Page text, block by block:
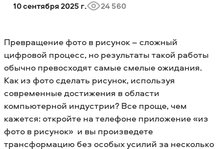
10 сентября 2025 г.
24 560
Превращение фото в рисунок – сложный
цифровой процесс, но результаты такой работы
обычно превосходят самые смелые ожидания.
Как из фото сделать рисунок, используя
современные достижения в области
компьютерной индустрии? Все проще, чем
кажется: откройте на телефоне приложение «из
фото в рисунок» и вы произведете
трансформацию без особых усилий за несколько